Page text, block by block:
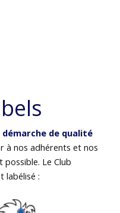
démarche de qualité
à nos adhérents et nos
possible. Le Club
labélisé :